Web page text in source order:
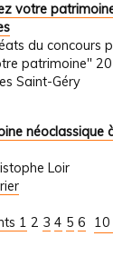
votre
du concours
patrimoine"
Saint-Géry
néoclassique
Loir
10
1 2 3 4 5 6